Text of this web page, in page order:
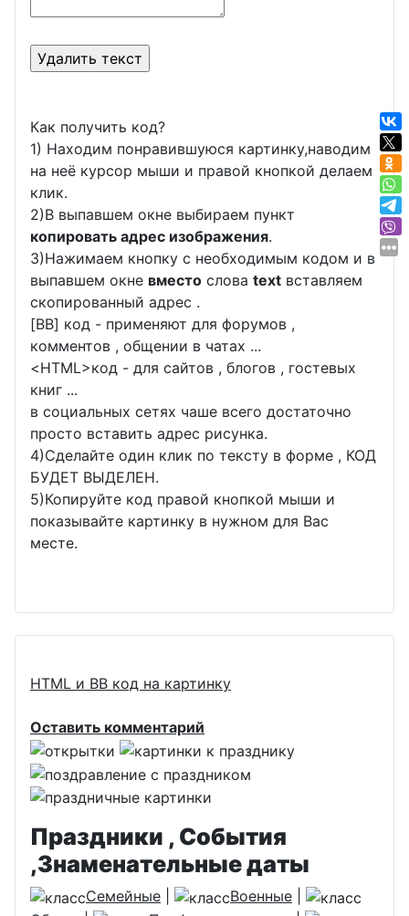
Как получить код?
1) Находим понравившуюся картинку,наводим
на неё курсор мыши и правой кнопкой делаем
клик.
2)В выпавшем окне выбираем пункт
копировать адрес изображения.
3)Нажимаем кнопку с необходимым кодом и в
выпавшем окне вместо слова text вставляем
скопированный адрес .
[BB] код - применяют для форумов ,
комментов , общении в чатах ...
<HTML>код - для сайтов , блогов , гостевых
книг ...
в социальных сетях чаше всего достаточно
просто вставить адрес рисунка.
4)Сделайте один клик по тексту в форме , КОД
БУДЕТ ВЫДЕЛЕН.
5)Копируйте код правой кнопкой мыши и
показывайте картинку в нужном для Вас
месте.
HTML и BB код на картинку
Оставить комментарий
Праздники , События
,Знаменательные даты
Семейные Военные